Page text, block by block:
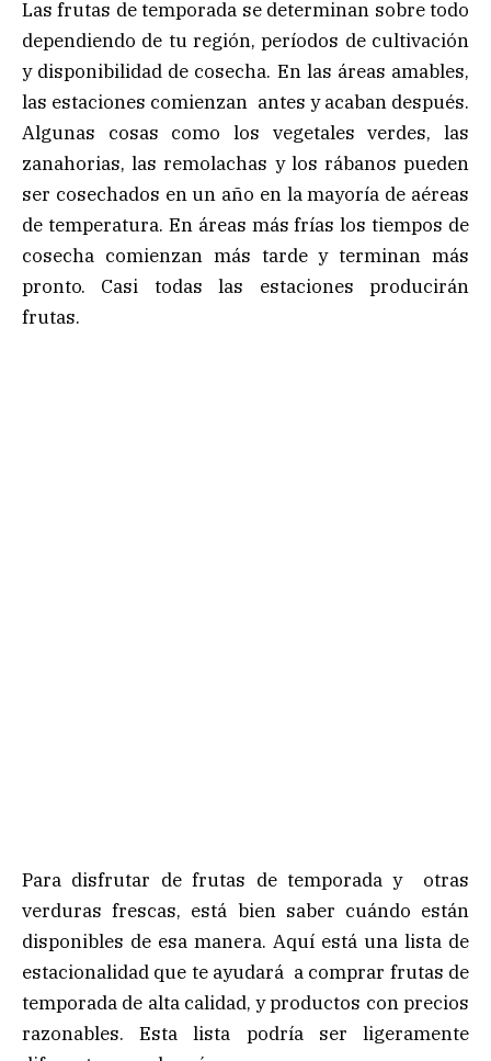
Las frutas de temporada se determinan sobre todo
dependiendo de tu región, períodos de cultivación
y disponibilidad de cosecha. En las áreas amables,
las estaciones comienzan antes y acaban después.
Algunas cosas como los vegetales verdes, las
zanahorias, las remolachas y los rábanos pueden
ser cosechados en un año en la mayoría de aéreas
de temperatura. En áreas más frías los tiempos de
cosecha comienzan más tarde y terminan más
pronto. Casi todas las estaciones producirán
frutas.
Para disfrutar de frutas de temporada y otras
verduras frescas, está bien saber cuándo están
disponibles de esa manera. Aquí está una lista de
estacionalidad que te ayudará a comprar frutas de
temporada de alta calidad, y productos con precios
razonables. Esta lista podría ser ligeramente